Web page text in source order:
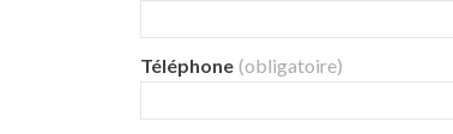
Téléphone (obligatoire)